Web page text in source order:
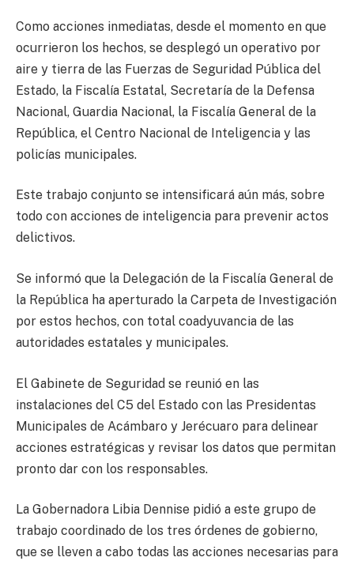
Como acciones inmediatas, desde el momento en que
ocurrieron los hechos, se desplegó un operativo por
aire y tierra de las Fuerzas de Seguridad Pública del
Estado, la Fiscalía Estatal, Secretaría de la Defensa
Nacional, Guardia Nacional, la Fiscalía General de la
República, el Centro Nacional de Inteligencia y las
policías municipales.
Este trabajo conjunto se intensificará aún más, sobre
todo con acciones de inteligencia para prevenir actos
delictivos.
Se informó que la Delegación de la Fiscalía General de
la República ha aperturado la Carpeta de Investigación
por estos hechos, con total coadyuvancia de las
autoridades estatales y municipales.
El Gabinete de Seguridad se reunió en las
instalaciones del C5 del Estado con las Presidentas
Municipales de Acámbaro y Jerécuaro para delinear
acciones estratégicas y revisar los datos que permitan
pronto dar con los responsables.
La Gobernadora Libia Dennise pidió a este grupo de
trabajo coordinado de los tres órdenes de gobierno,
que se lleven a cabo todas las acciones necesarias para